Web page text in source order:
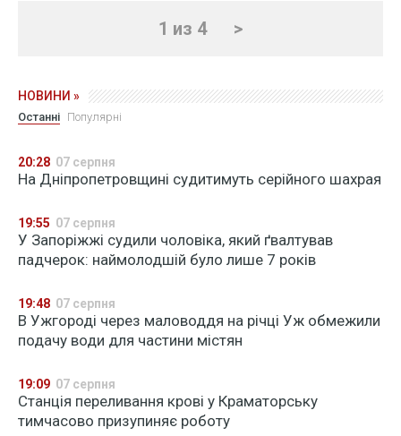
1 из 4 >
НОВИНИ »
Останні Популярні
20:28 07 серпня
На Дніпропетровщині судитимуть серійного шахрая
19:55 07 серпня
У Запоріжжі судили чоловіка, який ґвалтував
падчерок: наймолодшій було лише 7 років
19:48 07 серпня
В Ужгороді через маловоддя на річці Уж обмежили
подачу води для частини містян
19:09 07 серпня
Станція переливання крові у Краматорську
тимчасово призупиняє роботу